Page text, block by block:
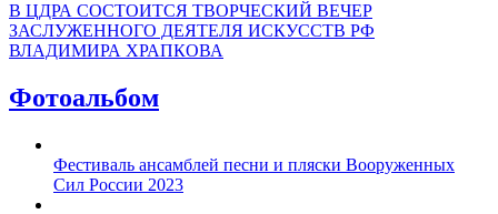
В ЦДРА СОСТОИТСЯ ТВОРЧЕСКИЙ ВЕЧЕР
ЗАСЛУЖЕННОГО ДЕЯТЕЛЯ ИСКУССТВ РФ
ВЛАДИМИРА ХРАПКОВА
Фотоальбом
Фестиваль ансамблей песни и пляски Вооруженных
Сил России 2023